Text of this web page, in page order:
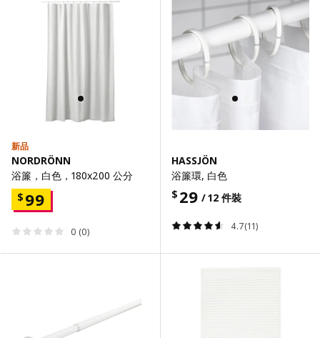
新品
NORDRÖNN
浴簾，白色，180x200 公分
$ 99
0 (0)
HASSJÖN
浴簾環, 白色
$ 29 / 12 件裝
4.7(11)